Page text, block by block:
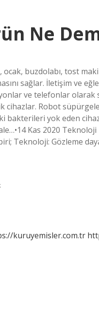
Ne
buzdolabı, tost
sağlar. İletişim ve
ve telefonlar olarak
cihazlar. Robot
bakterileri yok eden
Kas 2020 Teknoloji
Teknoloji: Gözleme
kuruyemisler.com.tr